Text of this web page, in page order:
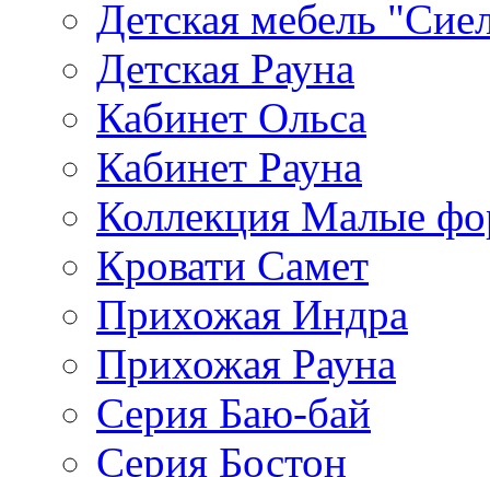
Детская мебель
Детская Рауна
Кабинет Ольса
Кабинет Рауна
Коллекция Малые
Кровати Самет
Прихожая Индра
Прихожая Рауна
Серия Баю-бай
Серия Бостон